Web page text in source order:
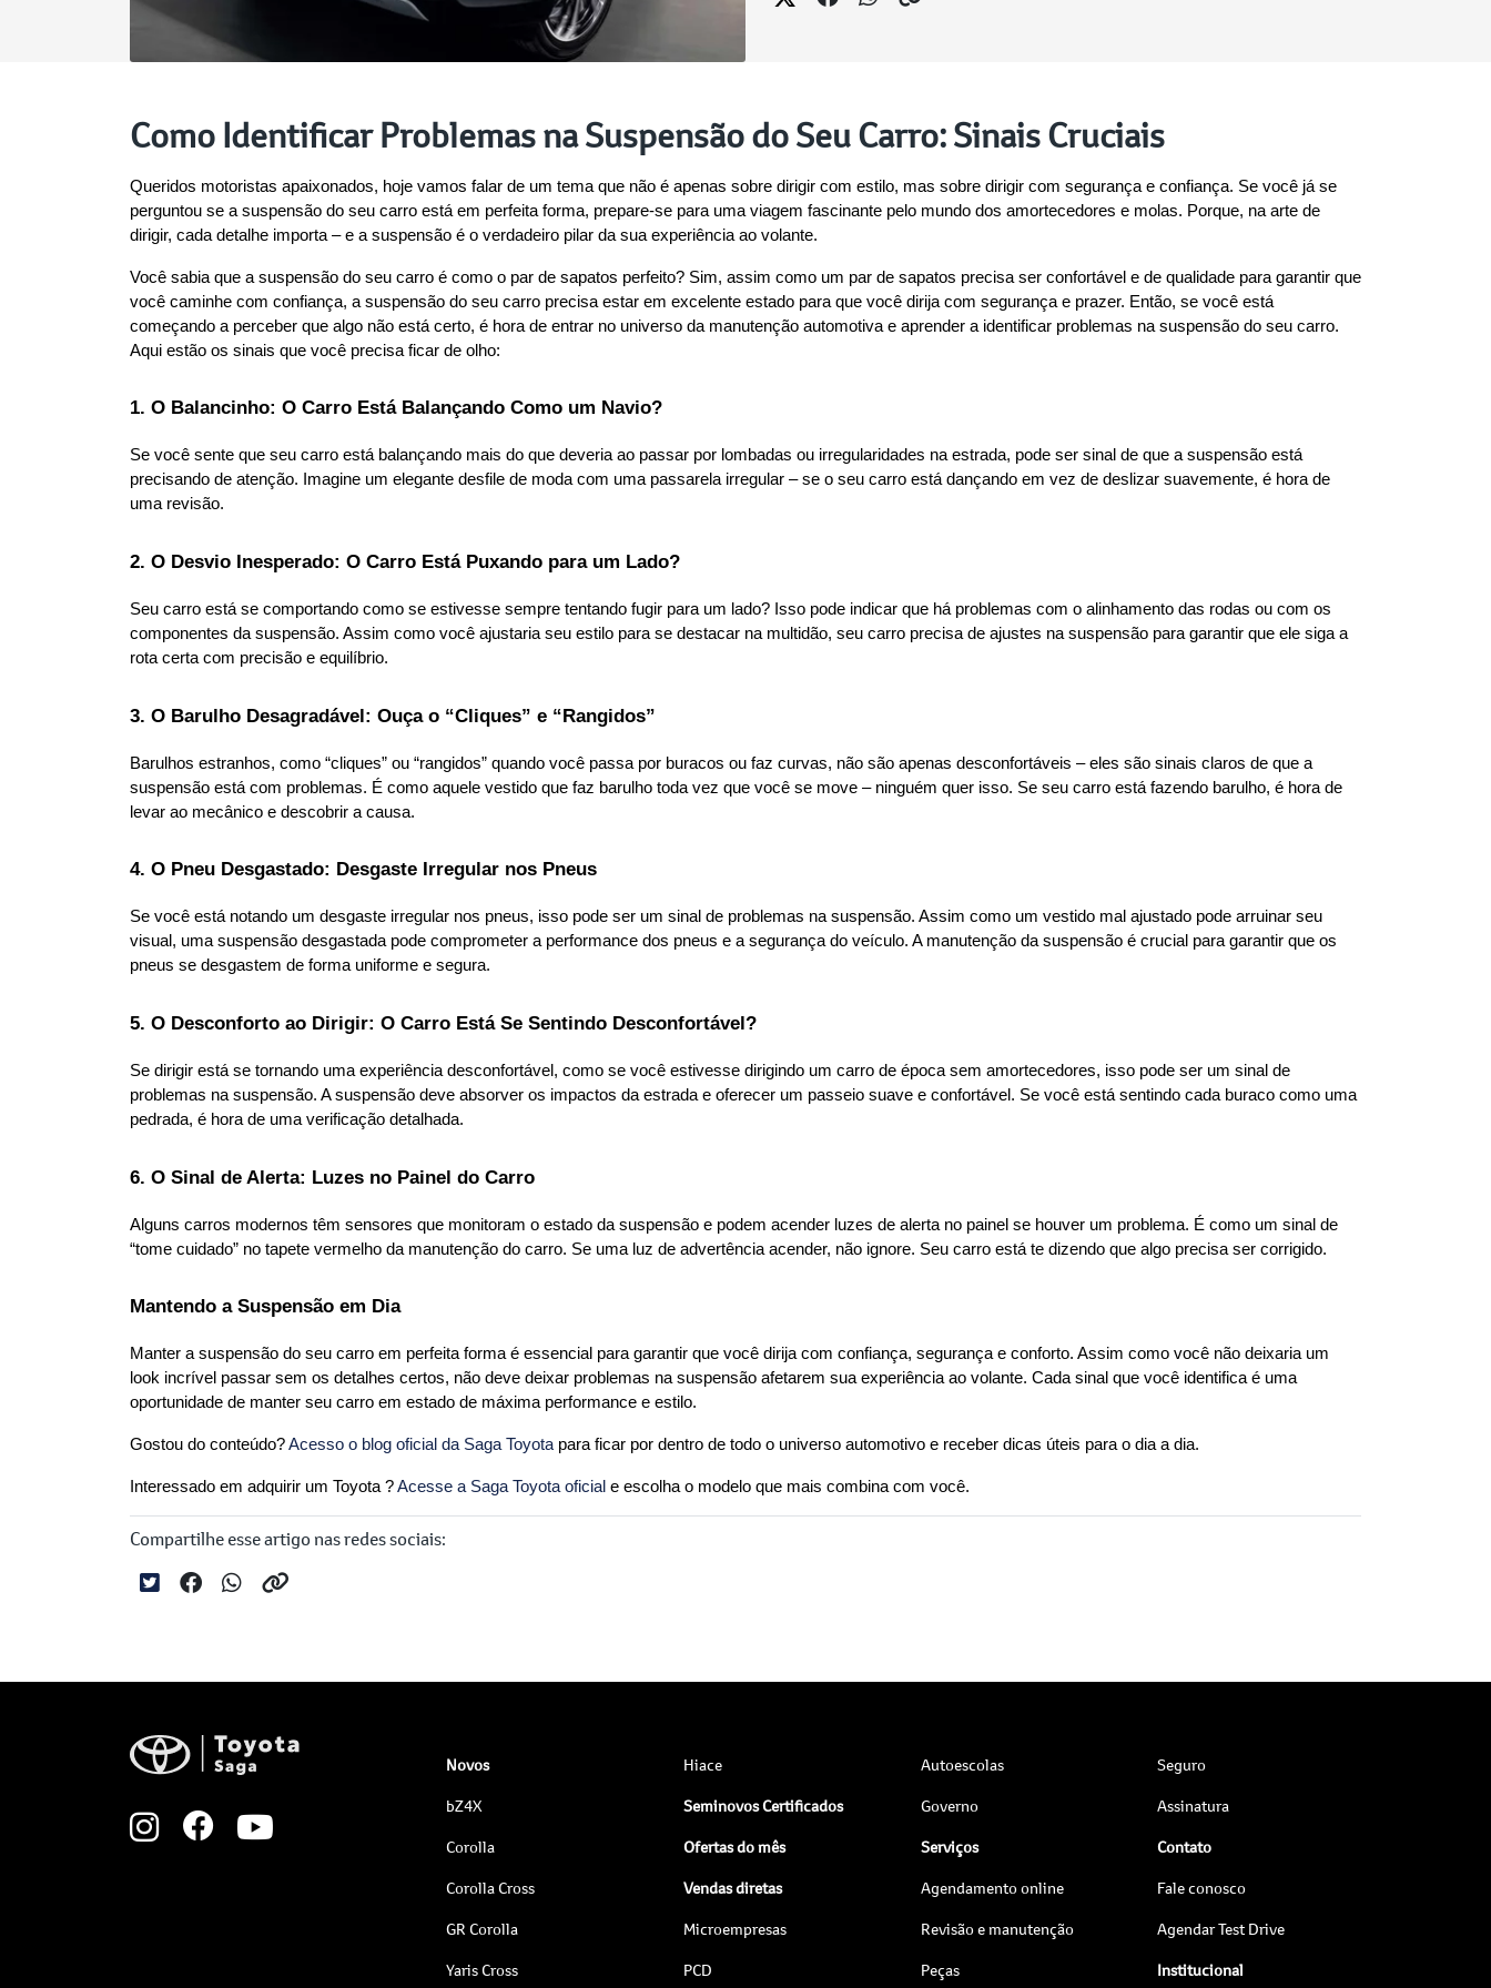
Como Identificar Problemas na Suspensão do Seu Carro: Sinais Cruciais
Queridos motoristas apaixonados, hoje vamos falar de um tema que não é apenas sobre dirigir com estilo, mas sobre dirigir com segurança e confiança. Se você já se
perguntou se a suspensão do seu carro está em perfeita forma, prepare-se para uma viagem fascinante pelo mundo dos amortecedores e molas. Porque, na arte de
dirigir, cada detalhe importa – e a suspensão é o verdadeiro pilar da sua experiência ao volante.
Você sabia que a suspensão do seu carro é como o par de sapatos perfeito? Sim, assim como um par de sapatos precisa ser confortável e de qualidade para garantir que
você caminhe com confiança, a suspensão do seu carro precisa estar em excelente estado para que você dirija com segurança e prazer. Então, se você está
começando a perceber que algo não está certo, é hora de entrar no universo da manutenção automotiva e aprender a identificar problemas na suspensão do seu carro.
Aqui estão os sinais que você precisa ficar de olho:
1. O Balancinho: O Carro Está Balançando Como um Navio?
Se você sente que seu carro está balançando mais do que deveria ao passar por lombadas ou irregularidades na estrada, pode ser sinal de que a suspensão está
precisando de atenção. Imagine um elegante desfile de moda com uma passarela irregular – se o seu carro está dançando em vez de deslizar suavemente, é hora de
uma revisão.
2. O Desvio Inesperado: O Carro Está Puxando para um Lado?
Seu carro está se comportando como se estivesse sempre tentando fugir para um lado? Isso pode indicar que há problemas com o alinhamento das rodas ou com os
componentes da suspensão. Assim como você ajustaria seu estilo para se destacar na multidão, seu carro precisa de ajustes na suspensão para garantir que ele siga a
rota certa com precisão e equilíbrio.
3. O Barulho Desagradável: Ouça o “Cliques” e “Rangidos”
Barulhos estranhos, como “cliques” ou “rangidos” quando você passa por buracos ou faz curvas, não são apenas desconfortáveis – eles são sinais claros de que a
suspensão está com problemas. É como aquele vestido que faz barulho toda vez que você se move – ninguém quer isso. Se seu carro está fazendo barulho, é hora de
levar ao mecânico e descobrir a causa.
4. O Pneu Desgastado: Desgaste Irregular nos Pneus
Se você está notando um desgaste irregular nos pneus, isso pode ser um sinal de problemas na suspensão. Assim como um vestido mal ajustado pode arruinar seu
visual, uma suspensão desgastada pode comprometer a performance dos pneus e a segurança do veículo. A manutenção da suspensão é crucial para garantir que os
pneus se desgastem de forma uniforme e segura.
5. O Desconforto ao Dirigir: O Carro Está Se Sentindo Desconfortável?
Se dirigir está se tornando uma experiência desconfortável, como se você estivesse dirigindo um carro de época sem amortecedores, isso pode ser um sinal de
problemas na suspensão. A suspensão deve absorver os impactos da estrada e oferecer um passeio suave e confortável. Se você está sentindo cada buraco como uma
pedrada, é hora de uma verificação detalhada.
6. O Sinal de Alerta: Luzes no Painel do Carro
Alguns carros modernos têm sensores que monitoram o estado da suspensão e podem acender luzes de alerta no painel se houver um problema. É como um sinal de
“tome cuidado” no tapete vermelho da manutenção do carro. Se uma luz de advertência acender, não ignore. Seu carro está te dizendo que algo precisa ser corrigido.
Mantendo a Suspensão em Dia
Manter a suspensão do seu carro em perfeita forma é essencial para garantir que você dirija com confiança, segurança e conforto. Assim como você não deixaria um
look incrível passar sem os detalhes certos, não deve deixar problemas na suspensão afetarem sua experiência ao volante. Cada sinal que você identifica é uma
Gostou do conteúdo? Acesso o blog oficial da Saga Toyota para ficar por dentro de todo o universo automotivo e receber dicas úteis para o dia a dia.
Interessado em adquirir um Toyota ? Acesse a Saga Toyota oficial e escolha o modelo que mais combina com você.
Compartilhe esse artigo nas redes sociais:
Novos
bZ4X
Corolla
Corolla Cross
GR Corolla
Yaris Cross
Hiace
Seminovos Certificados
Ofertas do mês
Vendas diretas
Microempresas
PCD
Autoescolas
Governo
Serviços
Agendamento online
Revisão e manutenção
Peças
Seguro
Assinatura
Contato
Fale conosco
Agendar Test Drive
Institucional